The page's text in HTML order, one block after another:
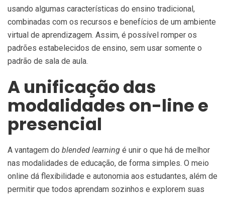
usando algumas características do ensino tradicional,
combinadas com os recursos e benefícios de um ambiente
virtual de aprendizagem. Assim, é possível romper os
padrões estabelecidos de ensino, sem usar somente o
padrão de sala de aula.
A unificação das
modalidades on-line e
presencial
A vantagem do blended learning é unir o que há de melhor
nas modalidades de educação, de forma simples. O meio
online dá flexibilidade e autonomia aos estudantes, além de
permitir que todos aprendam sozinhos e explorem suas